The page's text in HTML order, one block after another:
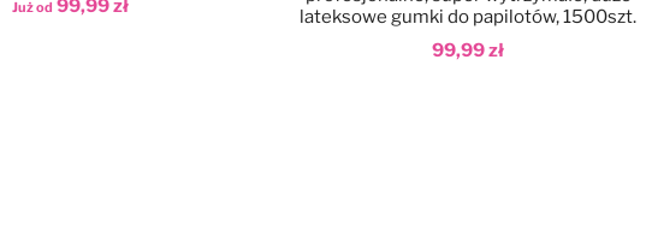
Już od 99,99 zł
99,99 zł
lateksowe gumki do papilotów, 1500szt.